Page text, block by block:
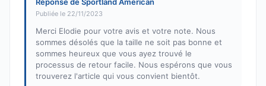
Publiée le 22/11/2023
Merci Elodie pour votre avis et votre note. Nous
sommes désolés que la taille ne soit pas bonne et
sommes heureux que vous ayez trouvé le
processus de retour facile. Nous espérons que vous
trouverez l'article qui vous convient bientôt.